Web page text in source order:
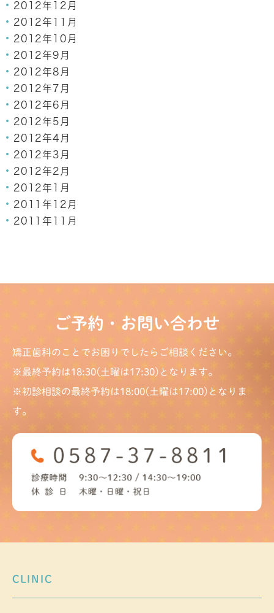
2012年12月
2012年11月
2012年10月
2012年9月
2012年8月
2012年7月
2012年6月
2012年5月
2012年4月
2012年3月
2012年2月
2012年1月
2011年12月
2011年11月
ご予約・お問い合わせ
矯正歯科のことでお困りでしたらご相談ください。
※最終予約は18:30(土曜は17:30)となります。
※初診相談の最終予約は18:00(土曜は17:00)となりま
す。
CLINIC